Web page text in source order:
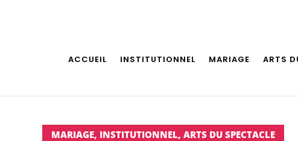
ACCUEIL INSTITUTIONNEL MARIAGE ARTS
MARIAGE, INSTITUTIONNEL, ARTS DU SPECTACLE